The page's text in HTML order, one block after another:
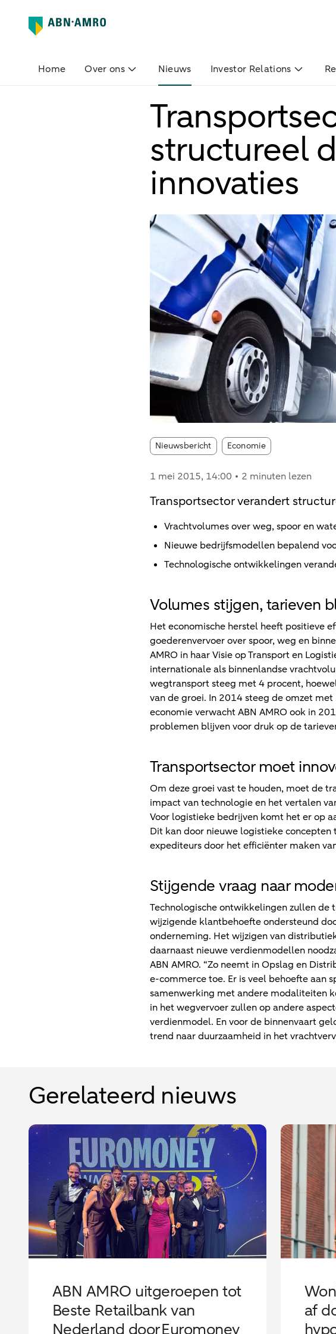
Home Over ons Nieuws Investor Relations
structureel
innovaties
Nieuwsbericht Article tags:
Economie
1 mei 2015, 14:00 2 minuten lezen
Transportsector verandert
Vrachtvolumes over weg, spoor en
Nieuwe bedrijfsmodellen bepalend
Technologische ontwikkelingen
Volumes stijgen, tarieven
Het economische herstel heeft positieve
goederenvervoer over spoor, weg en
AMRO in haar Visie op Transport en
internationale als binnenlandse
wegtransport steeg met 4 procent,
van de groei. In 2014 steeg de omzet
economie verwacht ABN AMRO ook in
problemen blijven voor druk op de
Transportsector moet
Om deze groei vast te houden, moet de
impact van technologie en het vertalen
Voor logistieke bedrijven komt het er op
Dit kan door nieuwe logistieke
expediteurs door het efficiënter maken
Stijgende vraag naar
Technologische ontwikkelingen zullen de
wijzigende klantbehoefte ondersteund
onderneming. Het wijzigen van
daarnaast nieuwe verdienmodellen
ABN AMRO. “Zo neemt in Opslag en
e-commerce toe. Er is veel behoefte aan
samenwerking met andere modaliteiten
in het wegvervoer zullen op andere
verdienmodel. En voor de binnenvaart
trend naar duurzaamheid in het
Gerelateerd nieuws
ABN AMRO uitgeroepen tot
Beste Retailbank van
Nederland door Euromoney
af